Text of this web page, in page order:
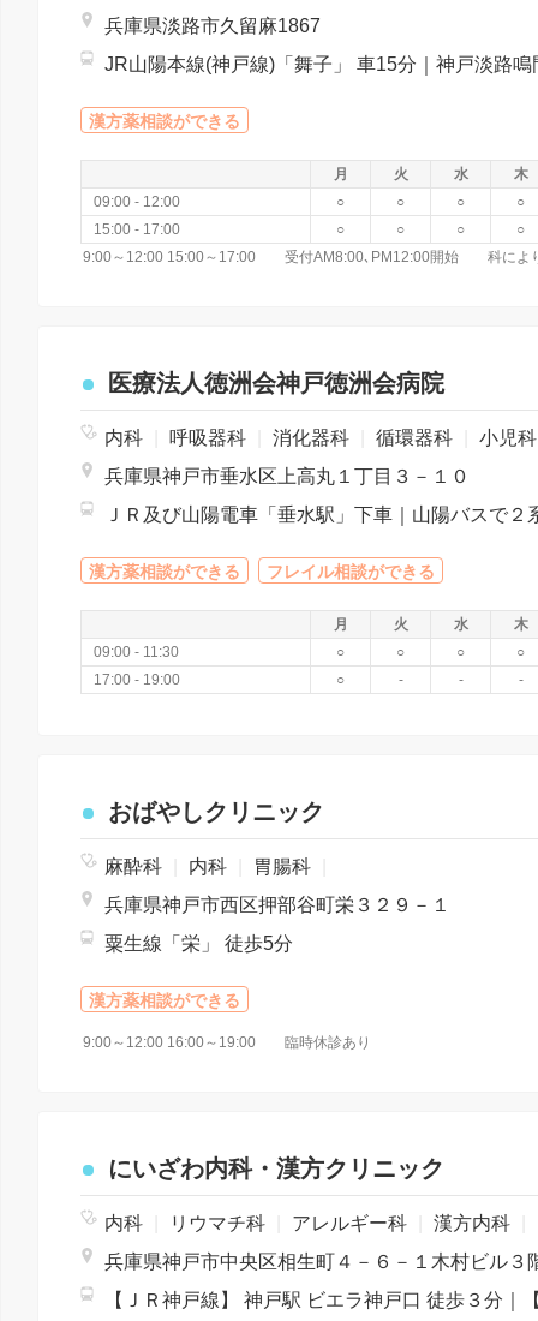
兵庫県淡路市久留麻1867
漢方薬相談ができる
月 火 水
木
09:00 - 12:00
○ ○ ○
○
15:00 - 17:00
○ ○ ○
○
9:00～12:00 15:00～17:00 受付AM8:00､PM12:00開始 科に
医療法人徳洲会神戸徳洲会病院
内科 呼吸器科 消化器科 循環器科
小児
兵庫県神戸市垂水区上高丸１丁目３－１０
漢方薬相談ができる フレイル相談ができる
月 火 水
木
09:00 - 11:30
○ ○ ○
○
17:00 - 19:00
○ - - -
おばやしクリニック
麻酔科 内科 胃腸科
兵庫県神戸市西区押部谷町栄３２９－１
粟生線「栄」 徒歩5分
漢方薬相談ができる
9:00～12:00 16:00～19:00 臨時休診あり
にいざわ内科・漢方クリニック
内科 リウマチ科 アレルギー科 漢方内科
兵庫県神戸市中央区相生町４－６－１木村ビル３